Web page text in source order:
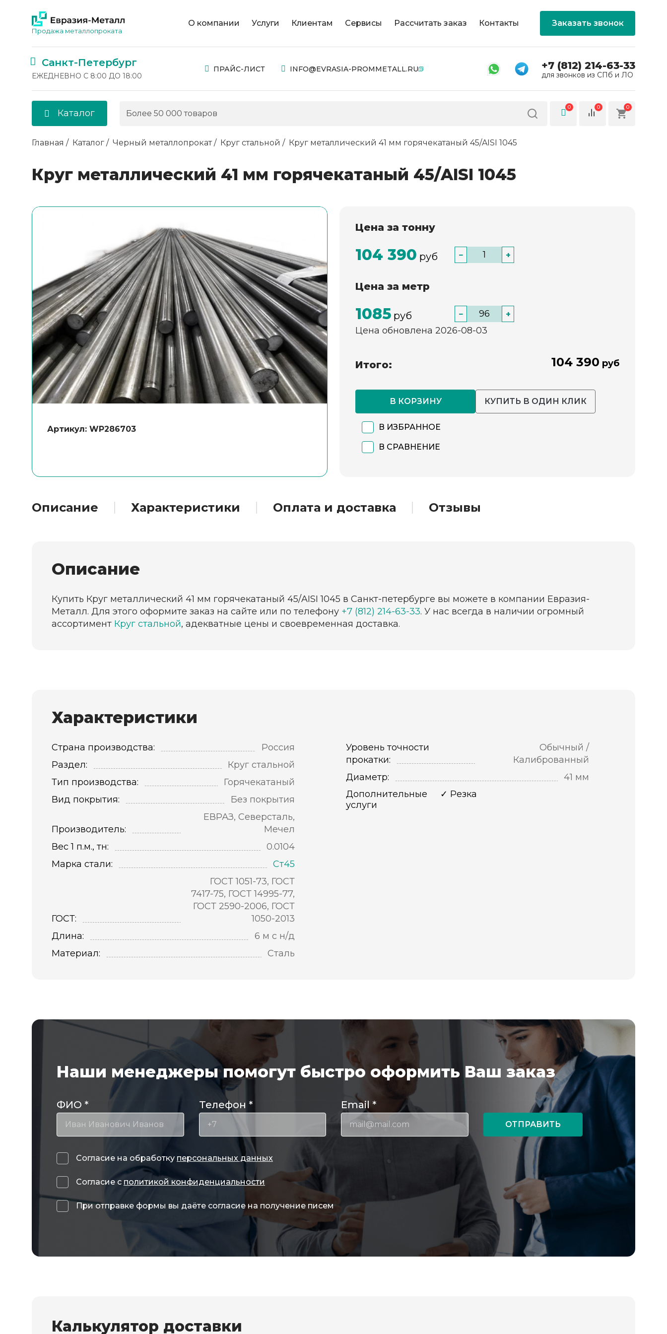
Продажа металлопроката
О компании Услуги Клиентам Сервисы Рассчитать заказ Контакты Заказать звонок
Санкт-Петербург
ЕЖЕДНЕВНО С 8:00 ДО 18:00
ПРАЙС-ЛИСТ INFO@EVRASIA-PROMMETALL.RU +7 (812) 214-63-33
для звонков из СПб и ЛО
Каталог
0 0 0
Главная Каталог Черный металлопрокат Круг стальной Круг металлический 41 мм горячекатаный 45/AISI 1045
Круг металлический 41 мм горячекатаный 45/AISI 1045
Артикул: WP286703
Цена за тонну
104 390 руб − +
Цена за метр
1085 руб − +
Цена обновлена 2026-08-03
Итого: 104 390 руб
В КОРЗИНУ КУПИТЬ В ОДИН КЛИК
В ИЗБРАННОЕ
В СРАВНЕНИЕ
Описание Характеристики Оплата и доставка Отзывы
Описание
Купить Круг металлический 41 мм горячекатаный 45/AISI 1045 в Санкт-петербурге вы можете в компании Евразия-
Металл. Для этого оформите заказ на сайте или по телефону +7 (812) 214-63-33. У нас всегда в наличии огромный
ассортимент Круг стальной, адекватные цены и своевременная доставка.
Характеристики
Страна производства:
Россия
Раздел:
Круг стальной
Тип производства:
Горячекатаный
Вид покрытия:
Без покрытия
Производитель:
ЕВРАЗ, Северсталь,
Мечел
Вес 1 п.м., тн:
0.0104
Марка стали:
Ст45
ГОСТ:
ГОСТ 1051-73, ГОСТ
7417-75, ГОСТ 14995-77,
ГОСТ 2590-2006, ГОСТ
1050-2013
Длина:
6 м с н/д
Материал:
Сталь
Уровень точности
прокатки:
Обычный /
Калиброванный
Диаметр:
41 мм
Дополнительные
услуги
Резка
Наши менеджеры помогут быстро оформить Ваш заказ
ФИО * Телефон * Email *
ОТПРАВИТЬ
Согласие на обработку персональных данных
Согласие с политикой конфиденциальности
При отправке формы вы даёте согласие на получение писем
Калькулятор доставки